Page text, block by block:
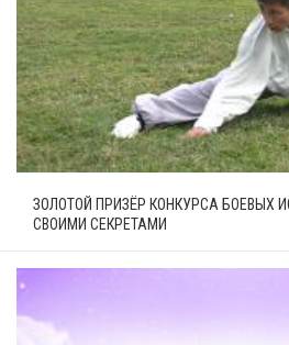
ЗОЛОТОЙ ПРИЗЁР КОНКУРСА БОЕВЫХ
СВОИМИ СЕКРЕТАМИ